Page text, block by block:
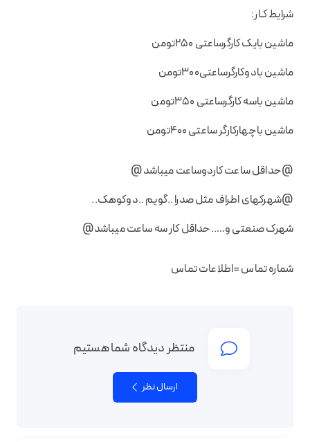
شرایط کـار:
ماشین بایک کارگرساعتی 250تومن
ماشین بادوکارگرساعتی300تومن
ماشین باسه کارگرساعتی 350تومن
ماشین باچهارکارگر ساعتی 400تومن
@حداقل ساعت کاردوساعت میباشد@
@شهرکهای اطراف مثل صدرا ..گویم ..دوکوهک..
شهرک صنعتی و…..حداقل کار سه ساعت میباشد@
شماره تماس =اطلاعات تماس
منتظر دیدگاه شما هستیم
ارسال نظر